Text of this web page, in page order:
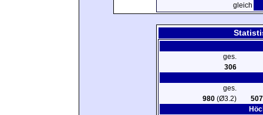
gleich
ges.
306
ges.
980(Ø3.2) 507